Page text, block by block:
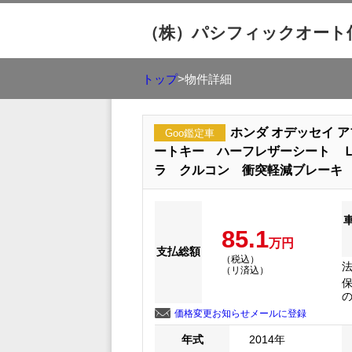
（株）パシフィックオー
トップ>物件詳細
Goo鑑定車
ホンダ オデッセイ
ートキー ハーフレザーシート
ラ クルコン 衝突軽減ブレー
支払総額 85.1万円
（税込）
（リ済込）
価格変更お知らせメールに登録
年式 2014年